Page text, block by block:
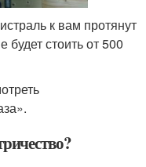
к вам протянут
будет стоить от 500